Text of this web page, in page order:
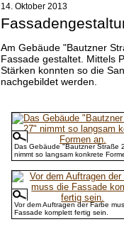
14. Oktober 2013
Am Gebäude "Bautzner
Fassade gestaltet. Mittels
Stärken konnten so die
nachgebildet werden.
Das Gebäude "Bautzner Straße
nimmt so langsam konkrete
Vor dem Auftragen der Farbe
Fassade komplett fertig sein.